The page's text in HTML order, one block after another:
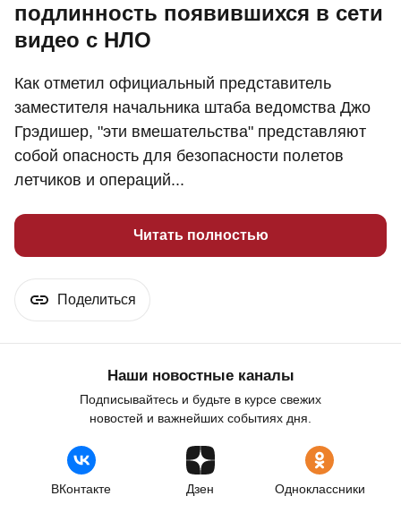
подлинность появившихся в сети
видео с НЛО
Как отметил официальный представитель
заместителя начальника штаба ведомства Джо
Грэдишер, "эти вмешательства" представляют
собой опасность для безопасности полетов
летчиков и операций...
Читать полностью
Поделиться
Наши новостные каналы
Подписывайтесь и будьте в курсе свежих
новостей и важнейших событиях дня.
ВКонтакте Дзен Одноклассники